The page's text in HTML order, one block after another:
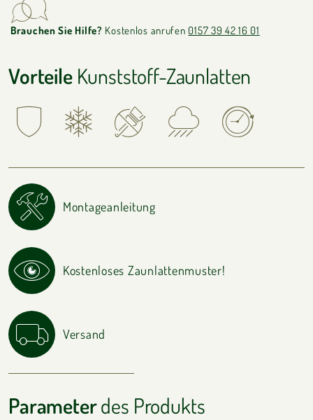
Brauchen Sie Hilfe? Kostenlos anrufen0157 39 42 16 01
VorteileKunststoff-Zaunlatten
Montageanleitung
Kostenloses Zaunlattenmuster!
Versand
Parameterdes Produkts